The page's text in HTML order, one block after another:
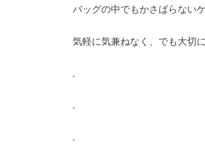
バッグの中でもかさばらないケ
気軽に気兼ねなく、でも大切
.
.